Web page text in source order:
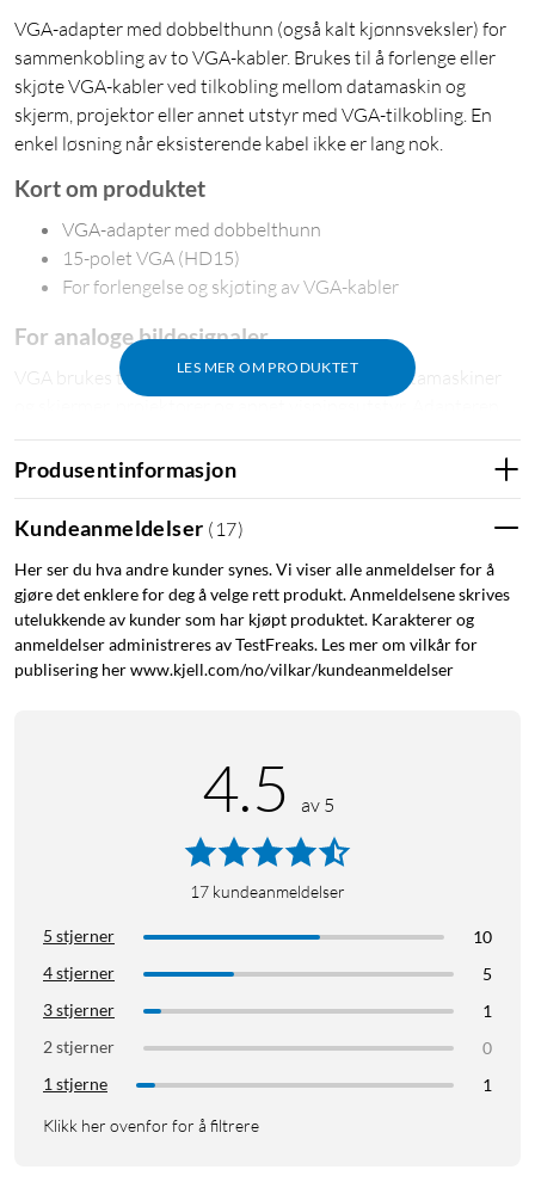
VGA-adapter med dobbelthunn (også kalt kjønnsveksler) for
sammenkobling av to VGA-kabler. Brukes til å forlenge eller
skjøte VGA-kabler ved tilkobling mellom datamaskin og
skjerm, projektor eller annet utstyr med VGA-tilkobling. En
enkel løsning når eksisterende kabel ikke er lang nok.
LES MER OM PRODUKTET
Kort om produktet
VGA-adapter med dobbelthunn
15-polet VGA (HD15)
For forlengelse og skjøting av VGA-kabler
For analoge bildesignaler
VGA brukes til analog bildeoverføring mellom datamaskiner
gjør det mulig å koble sammen to VGA-kabler uten behov for
spesialkabler eller verktøy.
Spesifikasjoner
Tilkobling: VGA-hunn til VGA-hann (HD15)
Type: Kontaktadapter
I pakken
Produsentinformasjon
Kundeanmeldelser ( 17)
Her ser du hva andre kunder synes. Vi viser alle anmeldelser for å
gjøre det enklere for deg å velge rett produkt. Anmeldelsene skrives
utelukkende av kunder som har kjøpt produktet. Karakterer og
anmeldelser administreres av TestFreaks. Les mer om vilkår for
publisering her www.kjell.com/no/vilkar/kundeanmeldelser
4.5 av 5
17 kundeanmeldelser
5 stjerner
10
4 stjerner
5
3 stjerner
1
2 stjerner
0
1 stjerne
1
Klikk her ovenfor for å filtrere